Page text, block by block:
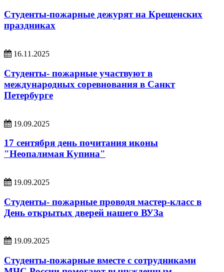
Студенты-пожарные дежурят на Крещенских
праздниках
16.11.2025
Студенты- пожарные участвуют в
международных соревнования в Санкт
Петербурге
19.09.2025
17 сентября день почитания иконы
"Неопалимая Купина"
19.09.2025
Студенты- пожарные проводя мастер-класс в
День открытых дверей нашего ВУЗа
19.09.2025
Студенты-пожарные вместе с сотрудниками